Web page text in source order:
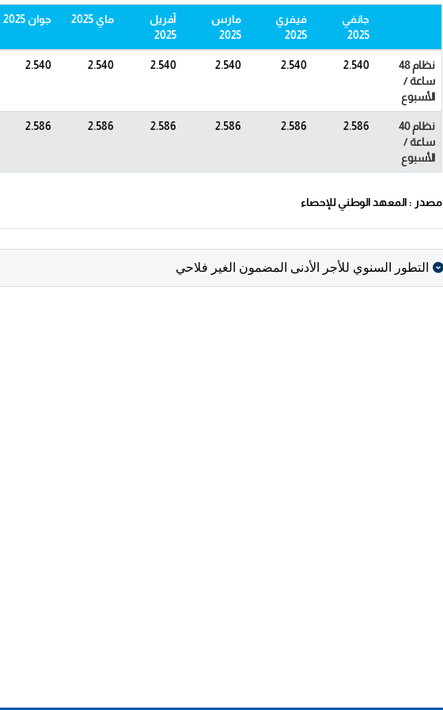
جانفي
2025
فيفري
2025
مارس
2025
آفريل
2025
ماي 2025 جوان 2025
نظام 48
ساعة /
الأسبوع
2.540
2.540
2.540
2.540
2.540
2.540
نظام 40
ساعة /
الأسبوع
2.586
2.586
2.586
2.586
2.586
2.586
مصدر : المعهد الوطني للإحصاء
التطور السنوي للأجر الأدنى المضمون الغير فلاحي